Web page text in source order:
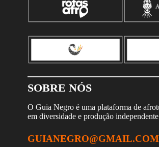
SOBRE NÓS
O Guia Negro é uma plataforma de
em diversidade e produção
GUIANEGRO@GMAIL.COM